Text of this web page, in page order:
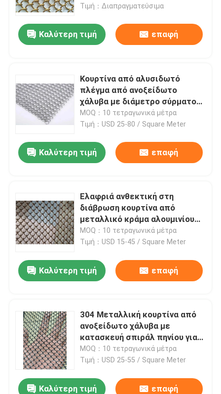
Προϊόντα
Σχετικά με εμάς
περιτύλιγμα
Τιμή：Διαπραγματεύσιμα
Καλύτερη τιμή επαφή
Κουρτίνα από αλυσιδωτό
πλέγμα από ανοξείδωτο
χάλυβα με διάμετρο σύρματος
2,5mm, διακοσμητικό πλέγμα
αρχιτεκτονικής πρόσοψης για
MOQ：10 τετραγωνικά μέτρα
Τιμή：USD 25-80 / Square Meter
Καλύτερη τιμή επαφή
Ελαφριά ανθεκτική στη
διάβρωση κουρτίνα από
μεταλλικό κράμα αλουμινίου
με εξατομικευμένες
διαστάσεις πάνελ για
προσόψεως
MOQ：10 τετραγωνικά μέτρα
Τιμή：USD 15-45 / Square Meter
Καλύτερη τιμή επαφή
304 Μεταλλική κουρτίνα από
ανοξείδωτο χάλυβα με
κατασκευή σπιράλ πηνίου για
εσωτερικό διαχωριστικό
MOQ：10 τετραγωνικά μέτρα
Τιμή：USD 25-55 / Square Meter
Καλύτερη τιμή επαφή